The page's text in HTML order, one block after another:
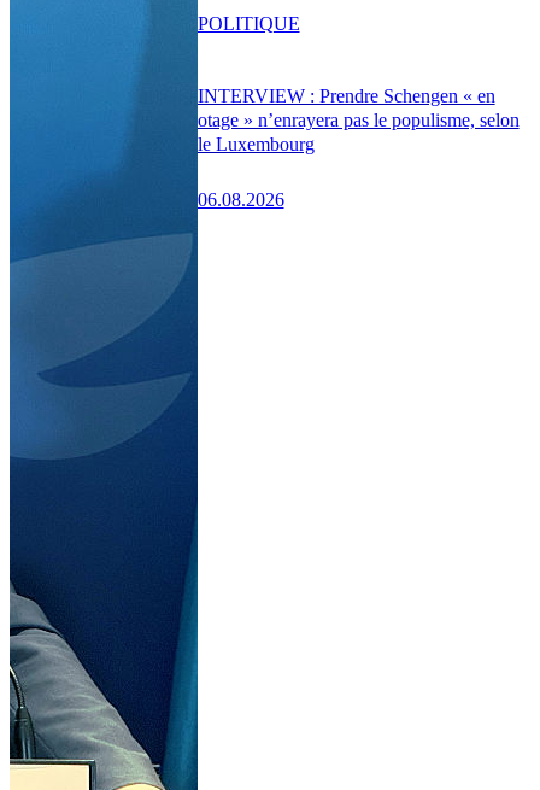
INTERVIEW : Prendre Schengen « en
otage » n’enrayera pas le populisme, selon
le Luxembourg
06.08.2026
POLITIQUE